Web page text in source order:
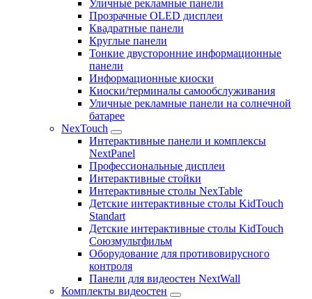
Уличные рекламные панели
Прозрачные OLED дисплеи
Квадратные панели
Круглые панели
Тонкие двусторонние информационные
панели
Информационные киоски
Киоски/терминалы самообслуживания
Уличные рекламные панели на солнечной
батарее
NexTouch
Интерактивные панели и комплексы
NextPanel
Профессиональные дисплеи
Интерактивные стойки
Интерактивные столы NexTable
Детские интерактивные столы KidTouch
Standart
Детские интерактивные столы KidTouch
Союзмультфильм
Оборудование для противовирусного
контроля
Панели для видеостен NextWall
Комплекты видеостен